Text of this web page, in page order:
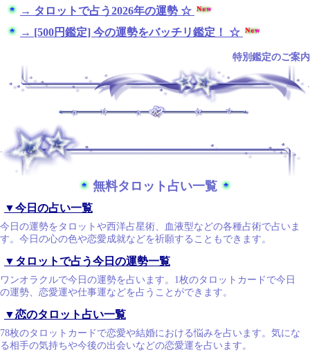
→ タロットで占う2026年の運勢 ☆
→ [500円鑑定] 今の運勢をバッチリ鑑定！ ☆
特別鑑定のご案内
無料タロット占い一覧
▼今日の占い一覧
今日の運勢をタロットや西洋占星術、血液型などの各種占術で占いま
す。今日の心の色や恋愛成就などを祈願することもできます。
▼タロットで占う今日の運勢一覧
ワンオラクルで今日の運勢を占います。1枚のタロットカードで今日
の運勢、恋愛運や仕事運などを占うことができます。
▼恋のタロット占い一覧
78枚のタロットカードで恋愛や結婚における悩みを占います。気にな
る相手の気持ちや今後の出会いなどの恋愛運を占います。